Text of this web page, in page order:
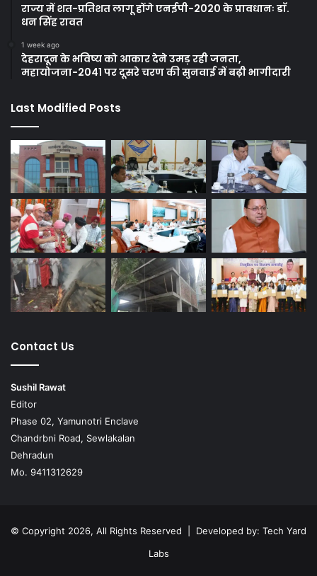
राज्य में शत-प्रतिशत लागू होंगे एनईपी-2020 के प्रावधानः डाॅ.
धन सिंह रावत
1 week ago
देहरादून के भविष्य को आकार देने उमड़ रही जनता,
महायोजना-2041 पर दूसरे चरण की सुनवाई में बढ़ी भागीदारी
Last Modified Posts
Contact Us
Sushil Rawat
Editor
Phase 02, Yamunotri Enclave
Chandrbni Road, Sewlakalan
Dehradun
Mo. 9411312629
© Copyright 2026, All Rights Reserved | Developed by: Tech Yard
Labs